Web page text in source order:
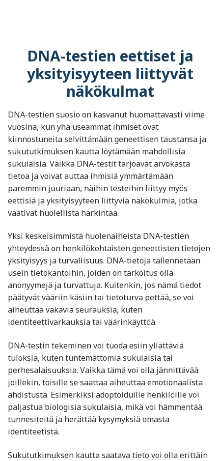
DNA-testien eettiset ja
yksityisyyteen liittyvät
näkökulmat
DNA-testien suosio on kasvanut huomattavasti viime
vuosina, kun yhä useammat ihmiset ovat
kiinnostuneita selvittämään geneettisen taustansa ja
sukututkimuksen kautta löytämään mahdollisia
sukulaisia. Vaikka DNA-testit tarjoavat arvokasta
tietoa ja voivat auttaa ihmisiä ymmärtämään
paremmin juuriaan, näihin testeihin liittyy myös
eettisiä ja yksityisyyteen liittyviä näkökulmia, jotka
vaativat huolellista harkintaa.
Yksi keskeisimmistä huolenaiheista DNA-testien
yhteydessä on henkilökohtaisten geneettisten tietojen
yksityisyys ja turvallisuus. DNA-tietoja tallennetaan
usein tietokantoihin, joiden on tarkoitus olla
anonyymejä ja turvattuja. Kuitenkin, jos nämä tiedot
päätyvät vääriin käsiin tai tietoturva pettää, se voi
aiheuttaa vakavia seurauksia, kuten
identiteettivarkauksia tai väärinkäyttöä.
DNA-testin tekeminen voi tuoda esiin yllättäviä
tuloksia, kuten tuntemattomia sukulaisia tai
perhesalaisuuksia. Vaikka tämä voi olla jännittävää
joillekin, toisille se saattaa aiheuttaa emotionaalista
ahdistusta. Esimerkiksi adoptoiduille henkilöille voi
paljastua biologisia sukulaisia, mikä voi hämmentää
tunnesiteitä ja herättää kysymyksiä omasta
identiteetistä.
Sukututkimuksen kautta saatava tieto voi olla erittäin